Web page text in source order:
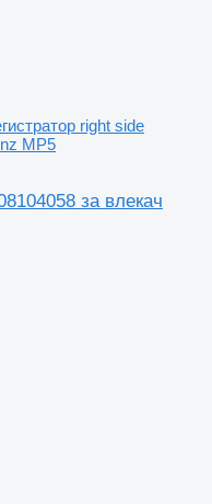
right side
MP5
за влекач